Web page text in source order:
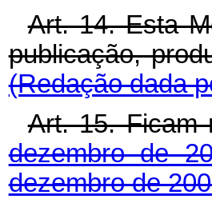
Art. 14. Esta
publicação,
(Redação dada
Art. 15.
dezembro de
dezembro de